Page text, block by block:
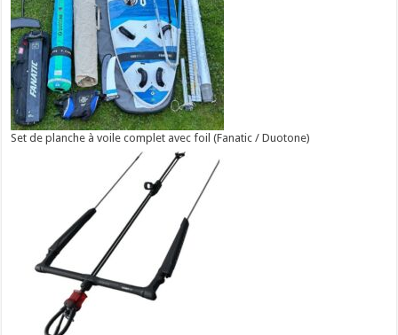
Set de planche à voile complet avec foil (Fanatic / Duotone)